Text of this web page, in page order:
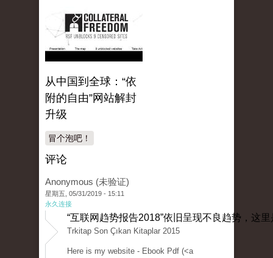
从中国到全球：“依
附的自由”网站解封
升级
冒个泡吧！
评论
Anonymous (未验证)
星期五, 05/31/2019 - 15:11
永久连接
“互联网趋势报告2018”依旧呈现不良趋势，这
Trkitap Son Çıkan Kitaplar 2015
Here is my website - Ebook Pdf (<a